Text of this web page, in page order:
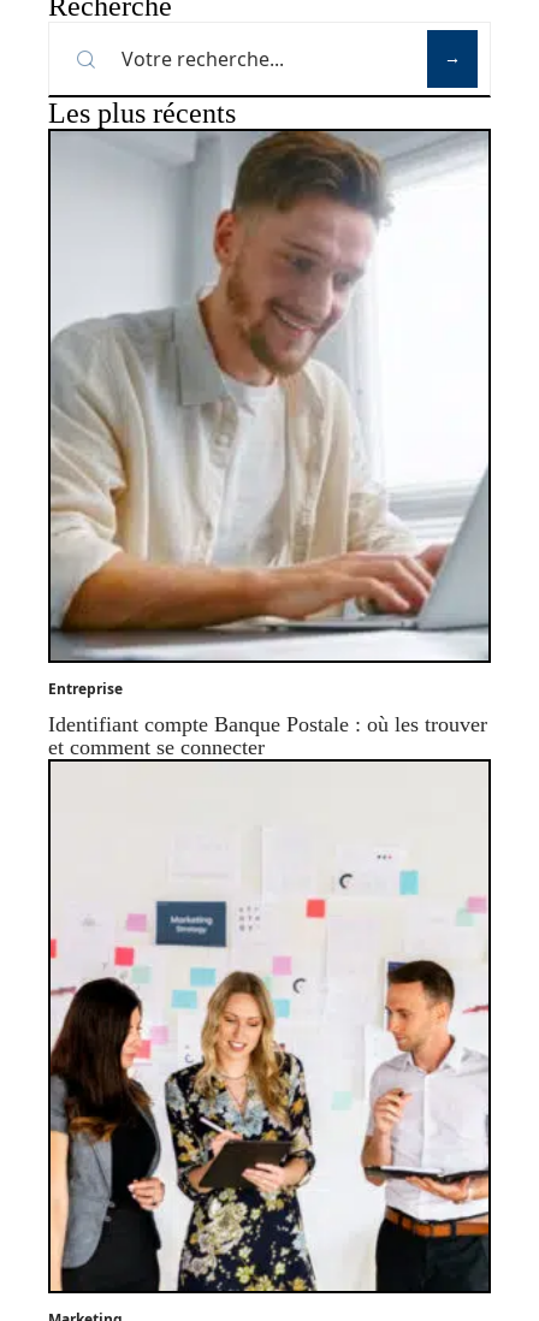
Recherche
Les plus récents
Entreprise
Identifiant compte Banque Postale : où les trouver
et comment se connecter